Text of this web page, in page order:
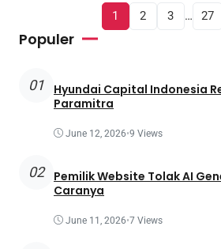
1 2 3 … 27
Populer
01
Hyundai Capital Indonesia
Paramitra
June 12, 2026•9 Views
02
Pemilik Website Tolak AI
Caranya
June 11, 2026•7 Views